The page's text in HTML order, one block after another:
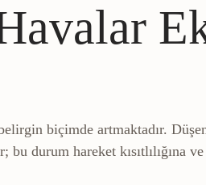
biçimde artmaktadır.
bu durum hareket kısıtlılığına